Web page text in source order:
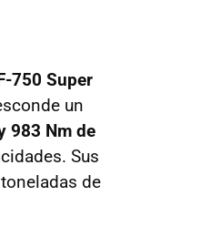
750 Super
un
983 Nm de
Sus
de